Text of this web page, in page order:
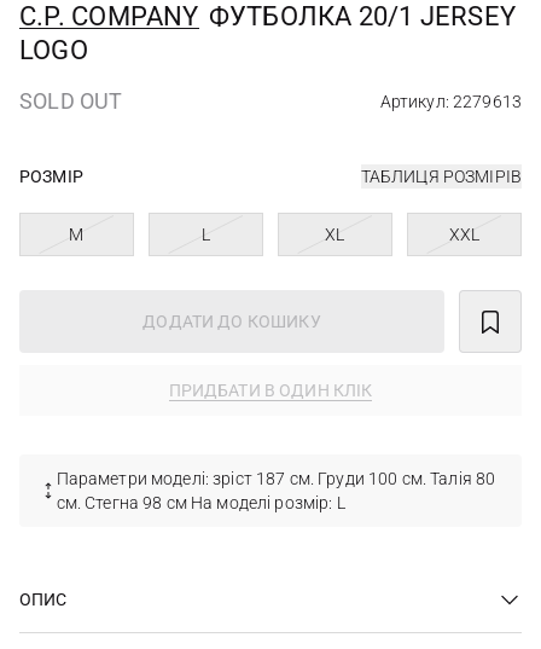
C.P. COMPANY ФУТБОЛКА 20/1 JERSEY
LOGO
SOLD OUT Артикул: 2279613
РОЗМІР ТАБЛИЦЯ РОЗМІРІВ
M L XL XXL
ДОДАТИ ДО КОШИКУ
ПРИДБАТИ В ОДИН КЛІК
Параметри моделі: зріст 187 см. Груди 100 см. Талія 80
см. Стегна 98 см На моделі розмір: L
ОПИС